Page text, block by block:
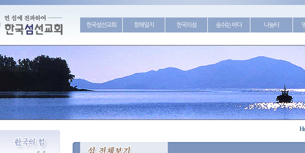
한국섬선교회 항해일지 한국의섬 숨쉬는 바다 나눔터